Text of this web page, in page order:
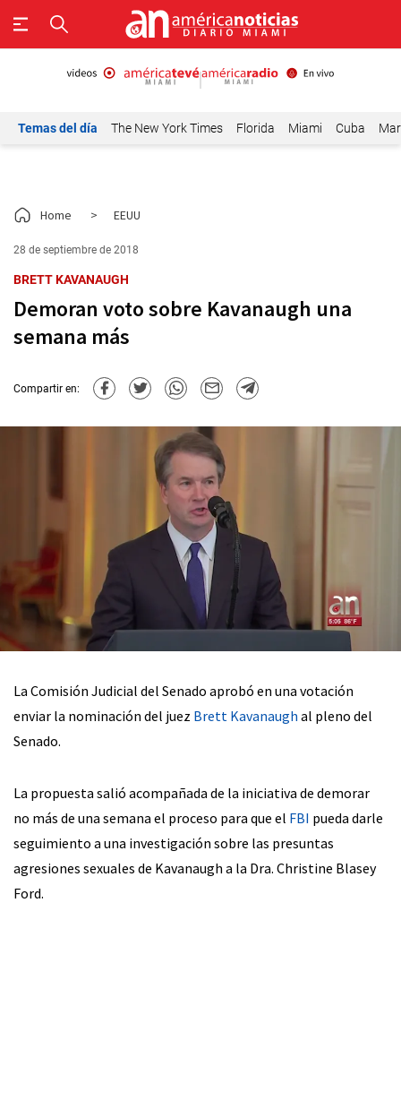
Temas del día The New York Times Florida Miami Cuba
Home > EEUU
28 de septiembre de 2018
BRETT KAVANAUGH
Demoran voto sobre Kavanaugh una
semana más
Compartir en:
La Comisión Judicial del Senado aprobó en una votación
enviar la nominación del juez Brett Kavanaugh al pleno del
Senado.
La propuesta salió acompañada de la iniciativa de demorar
no más de una semana el proceso para que el FBI pueda darle
seguimiento a una investigación sobre las presuntas
agresiones sexuales de Kavanaugh a la Dra. Christine Blasey
Ford.